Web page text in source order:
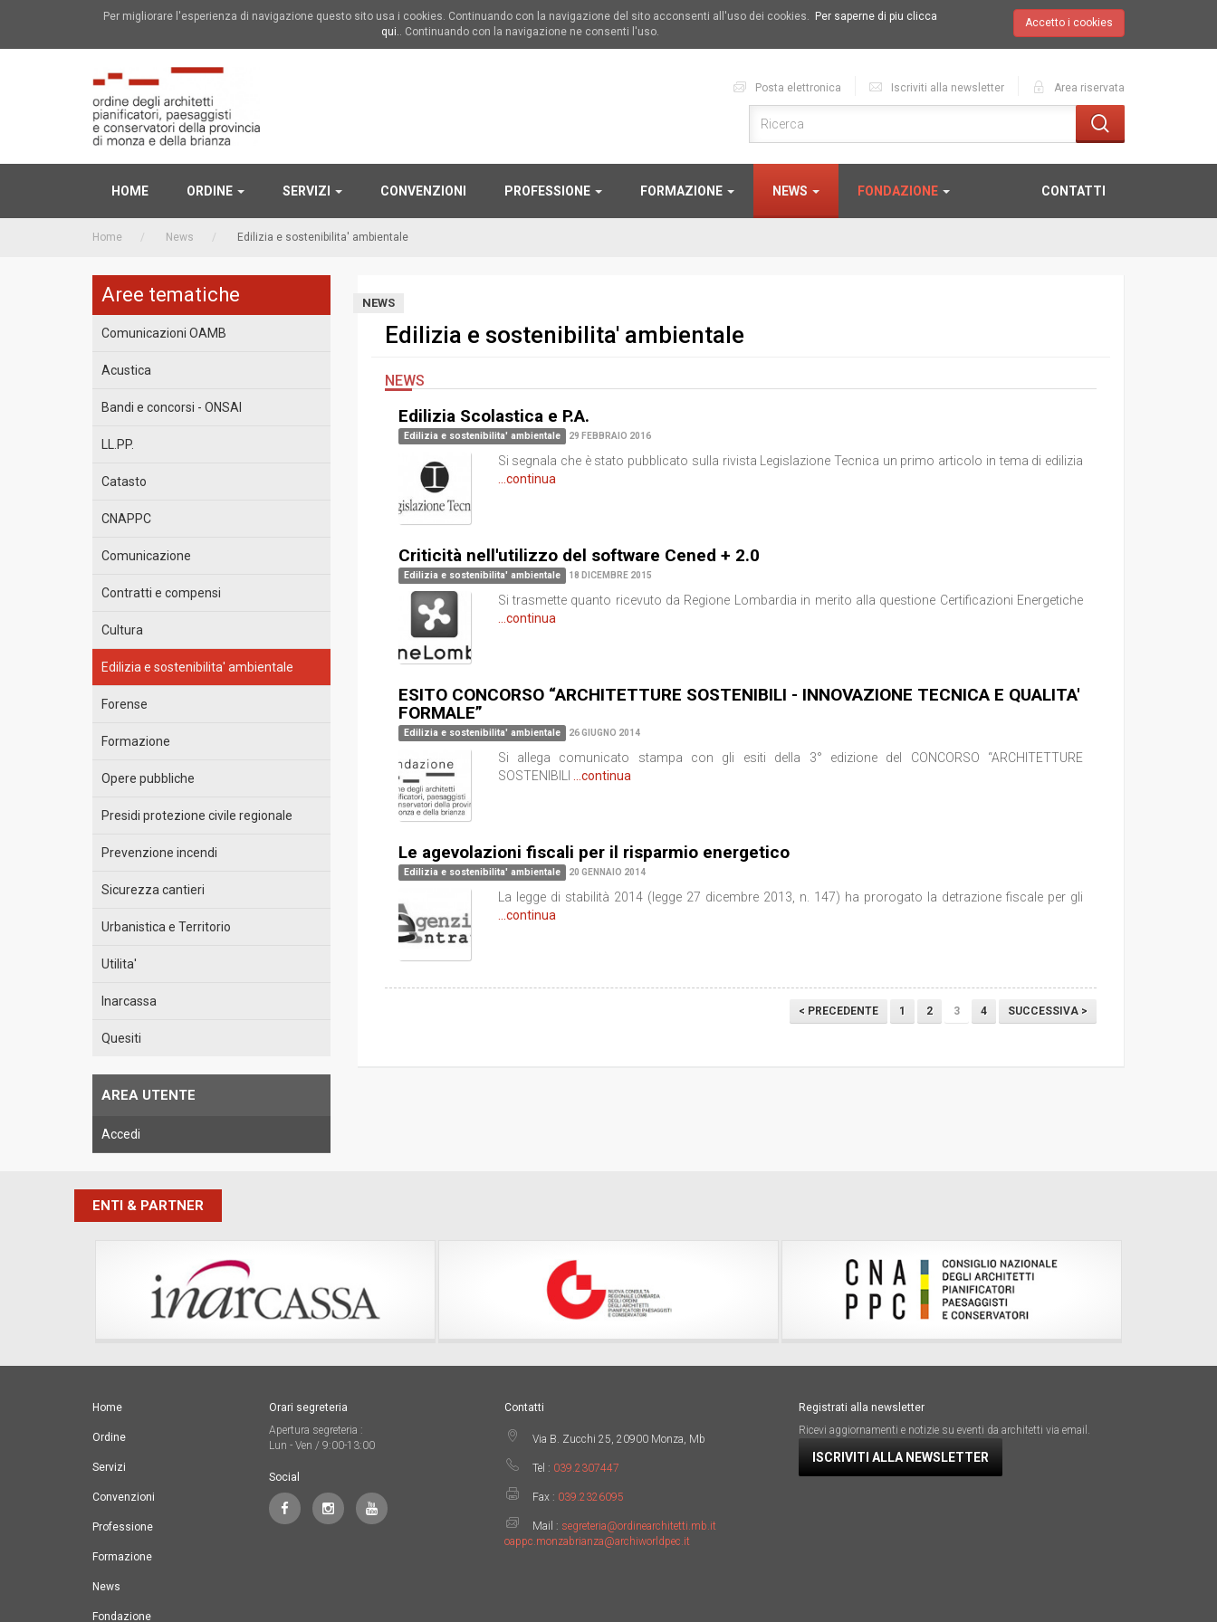
Per migliorare l'esperienza di navigazione questo sito usa i cookies. Continuando con la navigazione del sito acconsenti all'uso dei cookies.
Per saperne di piu clicca
qui.. Continuando con la navigazione ne consenti l'uso.
Accetto i cookies
Posta elettronica Iscriviti alla newsletter Area riservata
HOME ORDINE SERVIZI CONVENZIONI PROFESSIONE FORMAZIONE NEWS FONDAZIONE CONTATTI
Home News Edilizia e sostenibilita' ambientale
Aree tematiche
Comunicazioni OAMB
Acustica
Bandi e concorsi - ONSAI
LL.PP.
Catasto
CNAPPC
Comunicazione
Contratti e compensi
Cultura
Edilizia e sostenibilita' ambientale
Forense
Formazione
Opere pubbliche
Presidi protezione civile regionale
Prevenzione incendi
Sicurezza cantieri
Urbanistica e Territorio
Utilita'
Inarcassa
Quesiti
AREA UTENTE
Accedi
NEWS
Edilizia e sostenibilita' ambientale
NEWS
Edilizia Scolastica e P.A.
Edilizia e sostenibilita' ambientale 29 FEBBRAIO 2016
Si segnala che è stato pubblicato sulla rivista Legislazione Tecnica un primo articolo in tema di edilizia
...continua
Criticità nell'utilizzo del software Cened + 2.0
Edilizia e sostenibilita' ambientale 18 DICEMBRE 2015
Si trasmette quanto ricevuto da Regione Lombardia in merito alla questione Certificazioni Energetiche
...continua
ESITO CONCORSO “ARCHITETTURE SOSTENIBILI - INNOVAZIONE TECNICA E QUALITA'
FORMALE”
Edilizia e sostenibilita' ambientale 26 GIUGNO 2014
Si allega comunicato stampa con gli esiti della 3° edizione del CONCORSO “ARCHITETTURE
SOSTENIBILI
...continua
Le agevolazioni fiscali per il risparmio energetico
Edilizia e sostenibilita' ambientale 20 GENNAIO 2014
La legge di stabilità 2014 (legge 27 dicembre 2013, n. 147) ha prorogato la detrazione fiscale per gli
...continua
< PRECEDENTE 1 2 3 4 SUCCESSIVA >
ENTI & PARTNER
Home
Ordine
Servizi
Convenzioni
Professione
Formazione
News
Fondazione
Orari segreteria
Apertura segreteria :
Lun - Ven / 9:00-13:00
Social
Contatti
Via B. Zucchi 25, 20900 Monza, Mb
Tel : 039.2307447
Fax : 039.2326095
Mail : segreteria@ordinearchitetti.mb.it
oappc.monzabrianza@archiworldpec.it
Registrati alla newsletter
Ricevi aggiornamenti e notizie su eventi da architetti via email.
ISCRIVITI ALLA NEWSLETTER